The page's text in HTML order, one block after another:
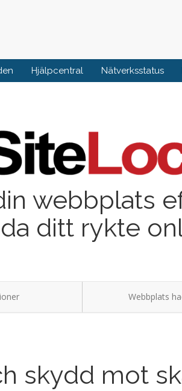
Hjälpcentral Nätverksstatus
webbplats
ditt rykte
Webbplats
skydd mot